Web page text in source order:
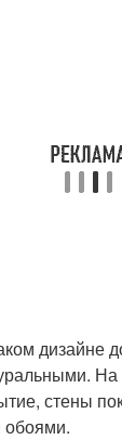
дизайне
На
стены